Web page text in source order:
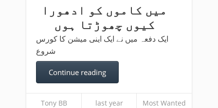
میں کاموں کو ادھورا
کیوں چھوڑتا ہوں
ایک دفعہ میں نے ایک اینی میشن کا کورس
شروع
Continue reading
Tony BB last year Most Wanted